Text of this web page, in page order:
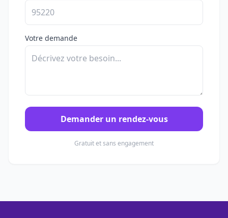
Votre demande
Demander un rendez-vous
Gratuit et sans engagement